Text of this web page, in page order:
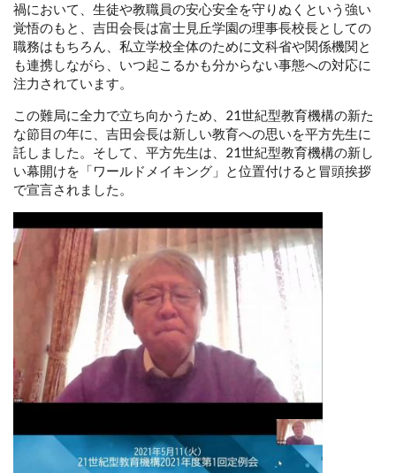
禍において、生徒や教職員の安心安全を守りぬくという強い
覚悟のもと、吉田会長は富士見丘学園の理事長校長としての
職務はもちろん、私立学校全体のために文科省や関係機関と
も連携しながら、いつ起こるかも分からない事態への対応に
注力されています。
この難局に全力で立ち向かうため、21世紀型教育機構の新た
な節目の年に、吉田会長は新しい教育への思いを平方先生に
託しました。そして、平方先生は、21世紀型教育機構の新し
い幕開けを「ワールドメイキング」と位置付けると冒頭挨拶
で宣言されました。